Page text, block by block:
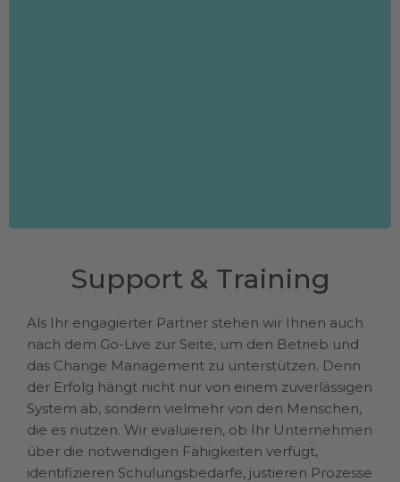
Support & Training
Als Ihr engagierter Partner stehen wir Ihnen auch
nach dem Go-Live zur Seite, um den Betrieb und
das Change Management zu unterstützen. Denn
der Erfolg hängt nicht nur von einem zuverlässigen
System ab, sondern vielmehr von den Menschen,
die es nutzen. Wir evaluieren, ob Ihr Unternehmen
über die notwendigen Fähigkeiten verfügt,
identifizieren Schulungsbedarfe, justieren Prozesse